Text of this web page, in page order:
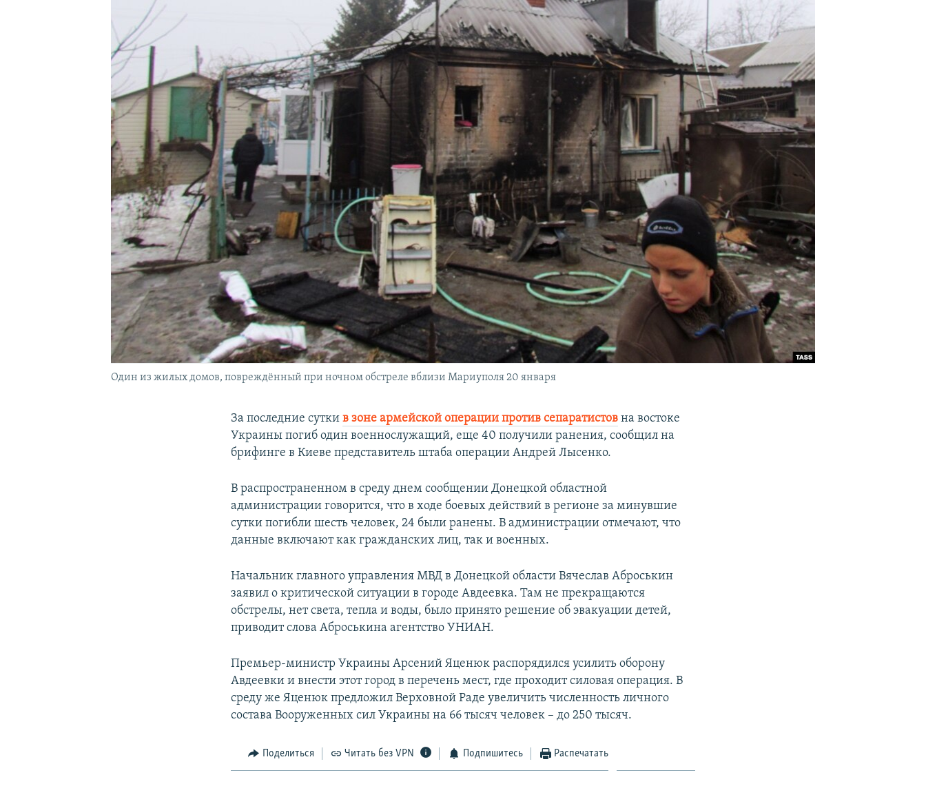
ПОДПИШИТЕСЬ НА РАССЫЛКУ
Один из жилых домов, повреждённый при ночном обстреле вблизи Мариуполя 20 января
За последние суткив зоне армейской операции против сепаратистов на востоке
Украины погиб один военнослужащий, еще 40 получили ранения, сообщил на
брифинге в Киеве представитель штаба операции Андрей Лысенко.
В распространенном в среду днем сообщении Донецкой областной
администрации говорится, что в ходе боевых действий в регионе за минувшие
сутки погибли шесть человек, 24 были ранены. В администрации отмечают, что
данные включают как гражданских лиц, так и военных.
Начальник главного управления МВД в Донецкой области Вячеслав Аброськин
заявил о критической ситуации в городе Авдеевка. Там не прекращаются
обстрелы, нет света, тепла и воды, было принято решение об эвакуации детей,
приводит слова Аброськина агентство УНИАН.
Премьер-министр Украины Арсений Яценюк распорядился усилить оборону
Авдеевки и внести этот город в перечень мест, где проходит силовая операция. В
среду же Яценюк предложил Верховной Раде увеличить численность личного
состава Вооруженных сил Украины на 66 тысяч человек – до 250 тысяч.
Поделиться Читать без VPN Подпишитесь Распечатать